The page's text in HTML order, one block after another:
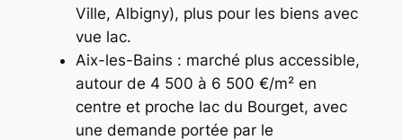
Ville, Albigny), plus pour les biens avec
vue lac.
Aix-les-Bains : marché plus accessible,
autour de 4 500 à 6 500 €/m² en
centre et proche lac du Bourget, avec
une demande portée par le